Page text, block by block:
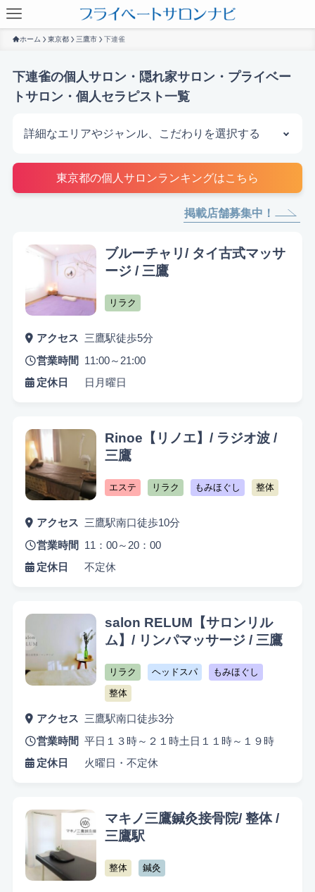
ホーム 東京都 三鷹市 下連雀
下連雀の個人サロン・隠れ家サロン・プライベー
トサロン・個人セラピスト一覧
詳細なエリアやジャンル、こだわりを選択する
サロンを探す
悩み検索
こだわり検索
当日受付OK 都度払いOK
キッズスペースあり 認定講師
東京都の個人サロンランキングはこちら
掲載店舗募集中！
ブルーチャリ/ タイ古式マッサ
ージ / 三鷹
リラク
アクセス 三鷹駅徒歩5分
営業時間
11:00～21:00
定休日
日月曜日
Rinoe【リノエ】/ ラジオ波 /
三鷹
エステ リラク もみほぐし 整体
アクセス 三鷹駅南口徒歩10分
営業時間
11：00～20：00
定休日
不定休
salon RELUM【サロンリル
ム】/ リンパマッサージ / 三鷹
リラク ヘッドスパ
もみほぐし
整体
アクセス 三鷹駅南口徒歩3分
営業時間
平日１３時～２１時土日１１時～１９時
定休日
火曜日・不定休
マキノ三鷹鍼灸接骨院/ 整体 /
三鷹駅
整体 鍼灸